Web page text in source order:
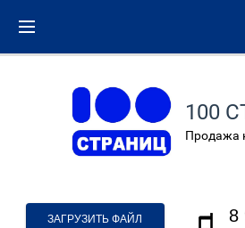
100
Продажа
ЗАГРУЗИТЬ ФАЙЛ
8